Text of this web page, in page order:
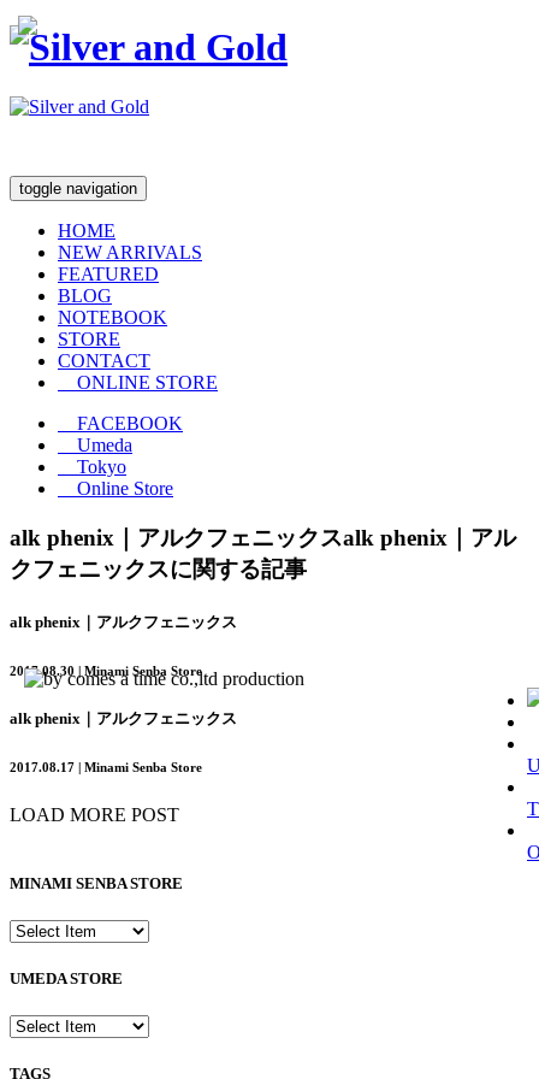
T
toggle navigation
HOME
NEW ARRIVALS
FEATURED
BLOG
NOTEBOOK
STORE
CONTACT
ONLINE STORE
FACEBOOK
Umeda
Tokyo
Online Store
alk phenix｜アルクフェニックスalk phenix｜アル
クフェニックスに関する記事
alk phenix｜アルクフェニックス
2017.08.30 | Minami Senba Store
alk phenix｜アルクフェニックス
2017.08.17 | Minami Senba Store
LOAD MORE POST
MINAMI SENBA STORE
UMEDA STORE
TAGS